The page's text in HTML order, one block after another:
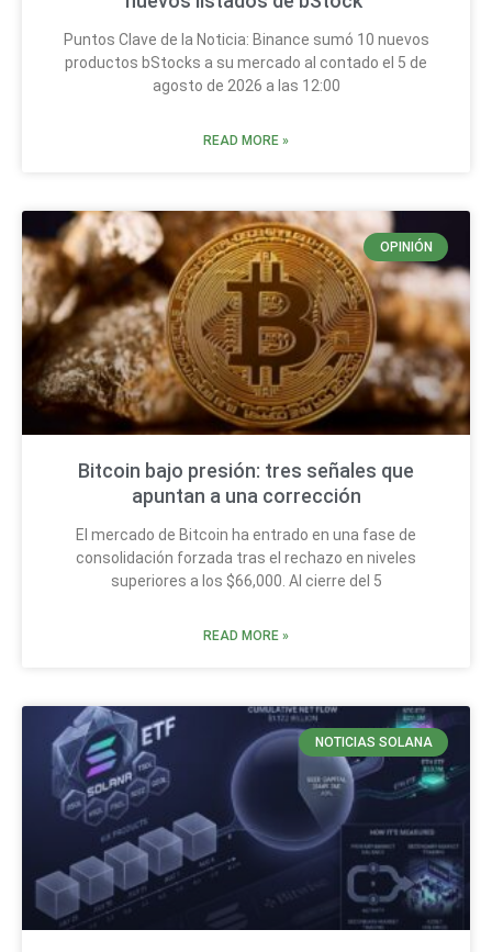
Puntos Clave de la Noticia: Binance sumó 10 nuevos
productos bStocks a su mercado al contado el 5 de
agosto de 2026 a las 12:00
READ MORE »
OPINIÓN
Bitcoin bajo presión: tres señales que
apuntan a una corrección
El mercado de Bitcoin ha entrado en una fase de
consolidación forzada tras el rechazo en niveles
superiores a los $66,000. Al cierre del 5
READ MORE »
NOTICIAS SOLANA